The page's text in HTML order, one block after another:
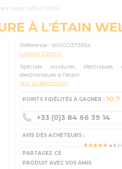
à l'étain WELDTEAM
À L'ÉTAIN
Référence : W000373954
Lincoln Electric
Spéciale soudures électriques
électroniques à l'étain.
Voir la description
POINTS FIDÉLITÉS À GAGNER : 10.7
+33 (0)3 84 66 39 14
AVIS DES ACHETEURS :
4.5 /
PARTAGEZ CE
PRODUIT AVEC VOS AMIS